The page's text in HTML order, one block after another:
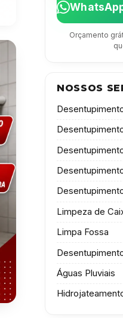
Orçamento
NOSSOS
Limpeza de
Limpa Fossa
Águas Pluviais